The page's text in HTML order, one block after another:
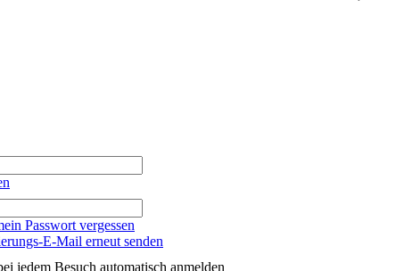
Passwort vergessen
E-Mail erneut senden
jedem Besuch automatisch anmelden